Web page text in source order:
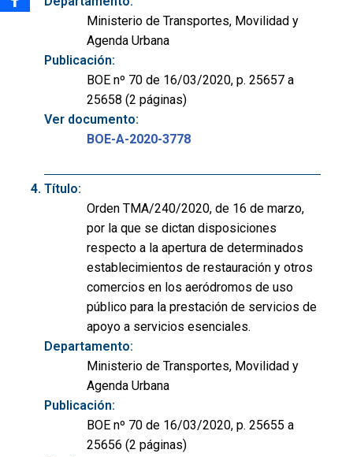
Ministerio de Transportes, Movilidad y
Agenda Urbana
Publicación:
BOE nº 70 de 16/03/2020, p. 25657 a
25658 (2 páginas)
Ver documento:
BOE-A-2020-3778
Título:
Orden TMA/240/2020, de 16 de marzo,
por la que se dictan disposiciones
respecto a la apertura de determinados
establecimientos de restauración y otros
comercios en los aeródromos de uso
público para la prestación de servicios de
apoyo a servicios esenciales.
Departamento:
Ministerio de Transportes, Movilidad y
Agenda Urbana
Publicación:
BOE nº 70 de 16/03/2020, p. 25655 a
25656 (2 páginas)